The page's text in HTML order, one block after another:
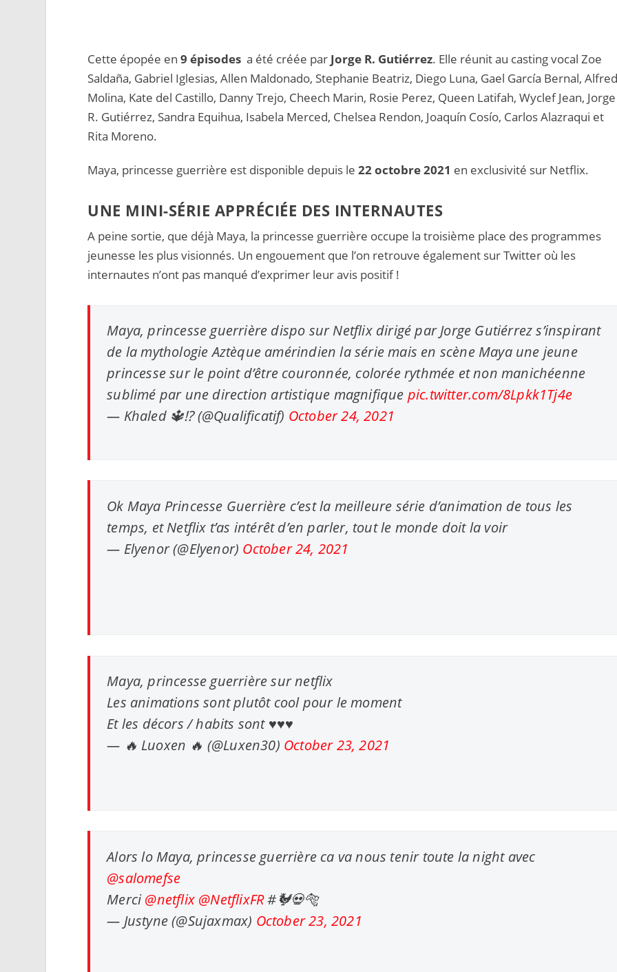
Cette épopée en9 épisodes a été créée par Jorge R. Gutiérrez. Elle réunit au casting vocal Zoe
Saldaña, Gabriel Iglesias, Allen Maldonado, Stephanie Beatriz, Diego Luna, Gael García Bernal,
Molina, Kate del Castillo, Danny Trejo, Cheech Marin, Rosie Perez, Queen Latifah, Wyclef Jean, Jorge
R. Gutiérrez, Sandra Equihua, Isabela Merced, Chelsea Rendon, Joaquín Cosío, Carlos Alazraqui et
Rita Moreno.
Maya, princesse guerrière est disponible depuis le22 octobre 2021 en exclusivité sur Netflix.
UNE MINI-SÉRIE APPRÉCIÉE DES INTERNAUTES
A peine sortie, que déjà Maya, la princesse guerrière occupe la troisième place des programmes
jeunesse les plus visionnés. Un engouement que l’on retrouve également sur Twitter où les
internautes n’ont pas manqué d’exprimer leur avis positif !
Maya, princesse guerrière dispo sur Netflix dirigé par Jorge Gutiérrez s’inspirant
de la mythologie Aztèque amérindien la série mais en scène Maya une jeune
princesse sur le point d’être couronnée, colorée rythmée et non manichéenne
sublimé par une direction artistique magnifique pic.twitter.com/8Lpkk1Tj4e
— Khaled 🔱⁉️ (@Qualificatif) October 24, 2021
Ok Maya Princesse Guerrière c’est la meilleure série d’animation de tous les
temps, et Netflix t’as intérêt d’en parler, tout le monde doit la voir
— Elyenor (@Elyenor) October 24, 2021
Maya, princesse guerrière sur netflix
Les animations sont plutôt cool pour le moment
Et les décors / habits sont ♥️♥️♥️
— 🔥 Luoxen 🔥 (@Luxen30) October 23, 2021
Alors lo Maya, princesse guerrière ca va nous tenir toute la night avec
@salomefse
Merci@netflix @NetflixFR#🐓💀🐅
— Justyne (@Sujaxmax) October 23, 2021